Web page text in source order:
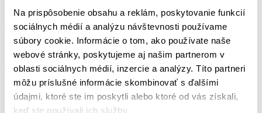
Na prispôsobenie obsahu a reklám, poskytovanie funkcií
sociálnych médií a analýzu návštevnosti používame
súbory cookie. Informácie o tom, ako používate naše
webové stránky, poskytujeme aj našim partnerom v
oblasti sociálnych médií, inzercie a analýzy. Títo partneri
môžu príslušné informácie skombinovať s ďalšími
údajmi, ktoré ste im poskytli alebo ktoré od vás získali,
keď ste používali ich služby.
Klincová 35,
821 08 Bratislava
IČO: 42218012
DIČ: 2120082569
občianske združenie
VVS/1-900/90-37999, dňa 1. 8. 2011
KONTAKTY